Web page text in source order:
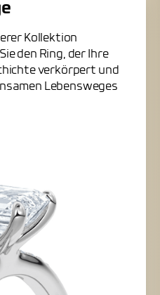
Kollektion
den Ring, der Ihre
verkörpert und
Lebensweges